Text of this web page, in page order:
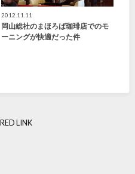
2012.11.11
岡山総社のまほろば珈琲店でのモ
ーニングが快適だった件
LINK